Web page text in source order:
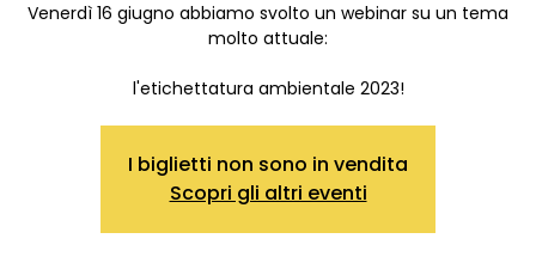
Venerdì 16 giugno abbiamo svolto un webinar su un tema
molto attuale:
l'etichettatura ambientale 2023!
I biglietti non sono in vendita
Scopri gli altri eventi